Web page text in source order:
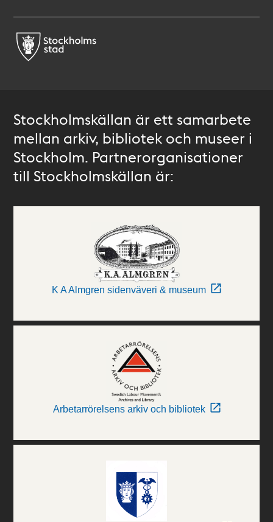
Stockholmskällan är ett samarbete
mellan arkiv, bibliotek och museer i
Stockholm. Partnerorganisationer
till Stockholmskällan är:
K A Almgren sidenväveri & museum
Arbetarrörelsens arkiv och bibliotek